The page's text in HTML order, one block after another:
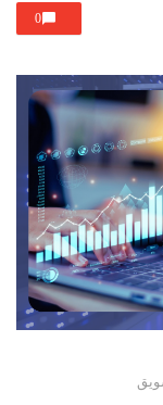
0